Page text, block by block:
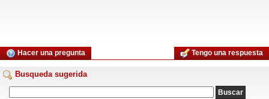
Hacer una pregunta Tengo una respuesta
Busqueda sugerida